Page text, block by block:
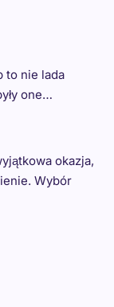
to nie lada
one…
okazja,
Wybór